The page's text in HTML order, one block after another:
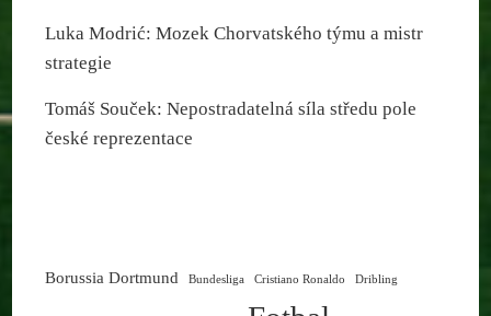
Luka Modrić: Mozek Chorvatského týmu a mistr
strategie
Tomáš Souček: Nepostradatelná síla středu pole
české reprezentace
Borussia Dortmund Bundesliga Cristiano Ronaldo Dribling